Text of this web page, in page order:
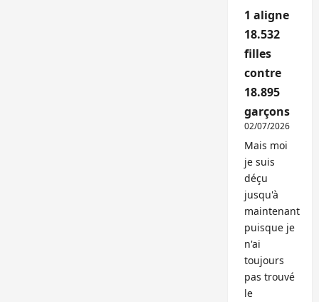
1 aligne
18.532
filles
contre
18.895
garçons
02/07/2026
Mais moi
je suis
déçu
jusqu'à
maintenant
puisque je
n'ai
toujours
pas trouvé
le